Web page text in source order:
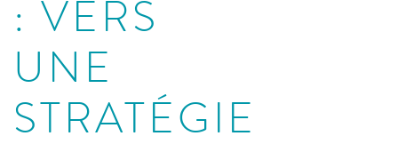
: VERS
UNE
STRATÉGIE